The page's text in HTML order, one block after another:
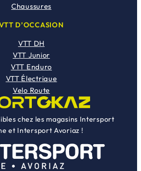
Chaussures
D’OCCASION
VTT DH
VTT Junior
VTT Enduro
VTT Électrique
Velo Route
chez les magasins Intersport
et Intersport Avoriaz !